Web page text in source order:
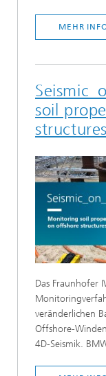
MEHR
soil
structures
Das Fraunhofer
veränderlichen
Offshore-
4D-Seismik.